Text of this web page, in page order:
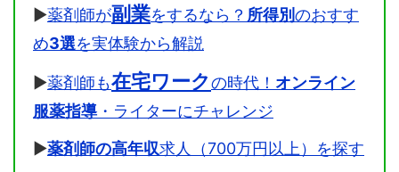
▶薬剤師が副業をするなら？ 所得別のおすす
め3選を実体験から解説
▶薬剤師も在宅ワークの時代！ オンライン
服薬指導 ・ライターにチャレンジ
▶薬剤師の高年収求人（700万円以上）を探す